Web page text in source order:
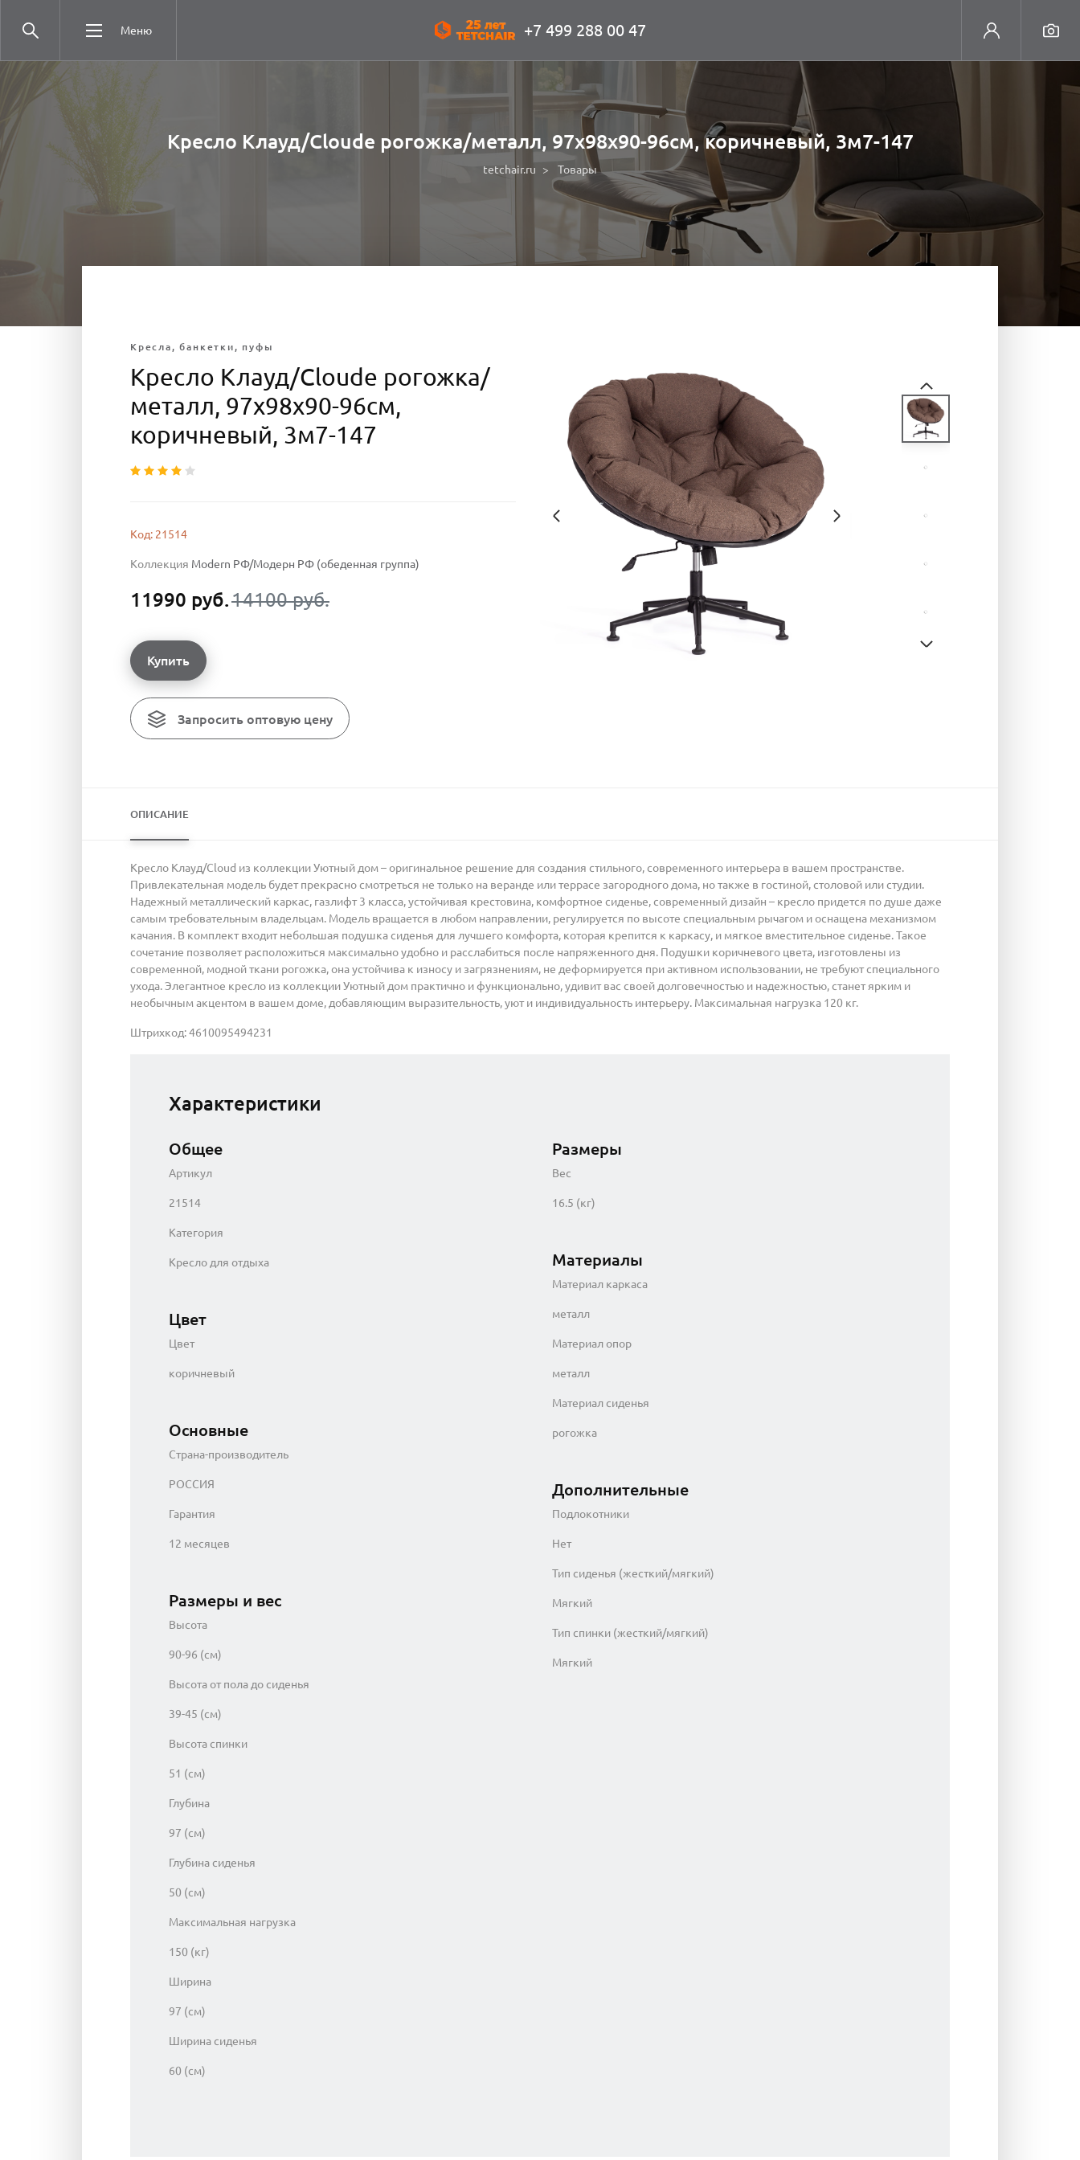
Меню +7 499 288 00 47
Кресло Клауд/Cloude рогожка/металл, 97х98х90-96см, коричневый, 3м7-147
tetchair.ru Товары
Кресла, банкетки, пуфы
Кресло Клауд/Cloude рогожка/
металл, 97х98х90-96см,
коричневый, 3м7-147
Код: 21514
Коллекция Modern РФ/Модерн РФ (обеденная группа)
11990 руб.14100 руб.
Купить
Запросить оптовую цену
ОПИСАНИЕ
Кресло Клауд/Cloud из коллекции Уютный дом – оригинальное решение для создания стильного, современного интерьера в вашем пространстве.
Привлекательная модель будет прекрасно смотреться не только на веранде или террасе загородного дома, но также в гостиной, столовой или студии.
Надежный металлический каркас, газлифт 3 класса, устойчивая крестовина, комфортное сиденье, современный дизайн – кресло придется по душе даже
самым требовательным владельцам. Модель вращается в любом направлении, регулируется по высоте специальным рычагом и оснащена механизмом
качания. В комплект входит небольшая подушка сиденья для лучшего комфорта, которая крепится к каркасу, и мягкое вместительное сиденье. Такое
сочетание позволяет расположиться максимально удобно и расслабиться после напряженного дня. Подушки коричневого цвета, изготовлены из
современной, модной ткани рогожка, она устойчива к износу и загрязнениям, не деформируется при активном использовании, не требуют специального
ухода. Элегантное кресло из коллекции Уютный дом практично и функционально, удивит вас своей долговечностью и надежностью, станет ярким и
необычным акцентом в вашем доме, добавляющим выразительность, уют и индивидуальность интерьеру. Максимальная нагрузка 120 кг.
Штрихкод: 4610095494231
Характеристики
Общее
Артикул
21514
Категория
Кресло для отдыха
Цвет
Цвет
коричневый
Основные
Страна-производитель
РОССИЯ
Гарантия
12 месяцев
Размеры и вес
Высота
90-96 (см)
Высота от пола до сиденья
39-45 (см)
Высота спинки
51 (см)
Глубина
97 (см)
Глубина сиденья
50 (см)
Максимальная нагрузка
150 (кг)
Ширина
97 (см)
Ширина сиденья
60 (см)
Размеры
Вес
16.5 (кг)
Материалы
Материал каркаса
металл
Материал опор
металл
Материал сиденья
рогожка
Дополнительные
Подлокотники
Нет
Тип сиденья (жесткий/мягкий)
Мягкий
Тип спинки (жесткий/мягкий)
Мягкий